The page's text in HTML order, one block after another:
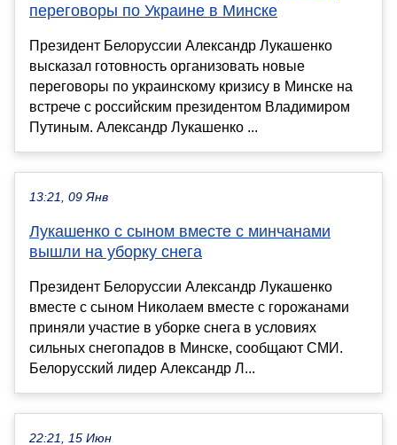
переговоры по Украине в Минске
Президент Белоруссии Александр Лукашенко
высказал готовность организовать новые
переговоры по украинскому кризису в Минске на
встрече с российским президентом Владимиром
Путиным. Александр Лукашенко ...
13:21, 09 Янв
Лукашенко с сыном вместе с минчанами
вышли на уборку снега
Президент Белоруссии Александр Лукашенко
вместе с сыном Николаем вместе с горожанами
приняли участие в уборке снега в условиях
сильных снегопадов в Минске, сообщают СМИ.
Белорусский лидер Александр Л...
22:21, 15 Июн